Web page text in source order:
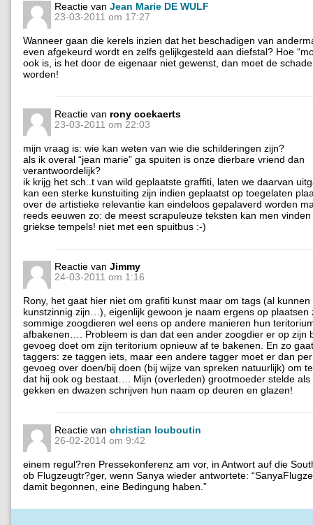
Reactie van Jean Marie DE WULF
23-03-2011 om 17:27
Wanneer gaan die kerels inzien dat het beschadigen van
even afgekeurd wordt en zelfs gelijkgesteld aan diefstal? Hoe
ook is, is het door de eigenaar niet gewenst, dan moet de
worden!
Reactie van rony coekaerts
23-03-2011 om 22:03
mijn vraag is: wie kan weten van wie die schilderingen zijn?
als ik overal “jean marie” ga spuiten is onze dierbare vriend dan
verantwoordelijk?
ik krijg het sch..t van wild geplaatste graffiti, laten we daarvan
kan een sterke kunstuiting zijn indien geplaatst op toegelaten
over de artistieke relevantie kan eindeloos gepalaverd worden
reeds eeuwen zo: de meest scrapuleuze teksten kan men
griekse tempels! niet met een spuitbus :-)
Reactie van Jimmy
24-03-2011 om 1:16
Rony, het gaat hier niet om grafiti kunst maar om tags (al kunnen
kunstzinnig zijn…), eigenlijk gewoon je naam ergens op plaatsen
sommige zoogdieren wel eens op andere manieren hun
afbakenen…. Probleem is dan dat een ander zoogdier er op zijn
gevoeg doet om zijn teritorium opnieuw af te bakenen. En zo
taggers: ze taggen iets, maar een andere tagger moet er dan
gevoeg over doen/bij doen (bij wijze van spreken natuurlijk) om
dat hij ook og bestaat…. Mijn (overleden) grootmoeder stelde als
gekken en dwazen schrijven hun naam op deuren en glazen!
Reactie van christian louboutin
26-02-2014 om 9:42
einem regul?ren Pressekonferenz am vor, in Antwort auf die
ob Flugzeugtr?ger, wenn Sanya wieder antwortete:
damit begonnen, eine Bedingung haben.”